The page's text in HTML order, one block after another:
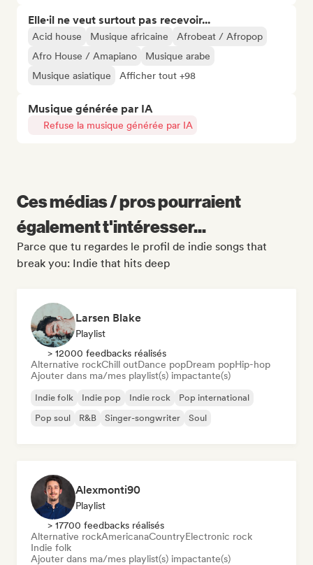
Elle·il ne veut surtout pas recevoir...
Acid house Musique africaine
Afrobeat / Afropop
Afro House / Amapiano
Musique arabe
Musique asiatique
Afficher tout +98
Musique générée par IA
Refuse la musique générée par IA
Ces médias / pros pourraient
également t'intéresser...
Parce que tu regardes le profil de indie songs that
break you: Indie that hits deep
Larsen Blake
Playlist
> 12000 feedbacks réalisés
Alternative rockChill outDance popDream popHip-hop
Ajouter dans ma/mes playlist(s) impactante(s)
Indie folk Indie pop Indie rock
Pop international
Pop soul
R&B Singer-songwriter Soul
Alexmonti90
Playlist
> 17700 feedbacks réalisés
Alternative rockAmericanaCountryElectronic rock
Indie folk
Ajouter dans ma/mes playlist(s) impactante(s)